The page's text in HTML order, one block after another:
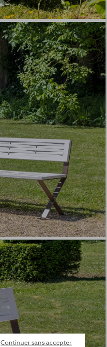
Continuer sans accepter